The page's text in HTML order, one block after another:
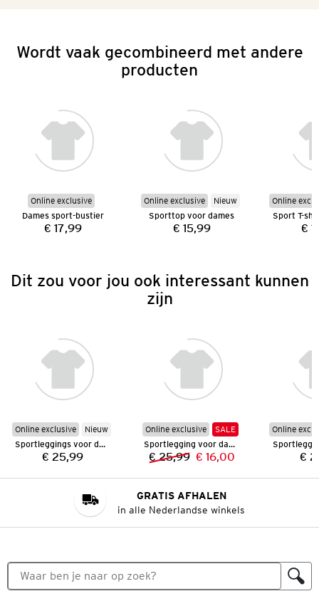
Wordt vaak gecombineerd met andere
producten
Online exclusive
Dames sport-bustier
Prijs:
€ 17,99
Online exclusive
Nieuw
Sporttop voor dames
Prijs:
€ 15,99
Online
€
Dit zou voor jou ook interessant kunnen
zijn
Online exclusive
Nieuw
Sportleggings voor dames
Prijs:
€ 25,99
Online exclusive
SALE
Sportlegging voor dames
Vorige prijs:
€ 25,99 Nieuwe prijs:
€ 16,00
Online
€
GRATIS AFHALEN
in alle Nederlandse winkels